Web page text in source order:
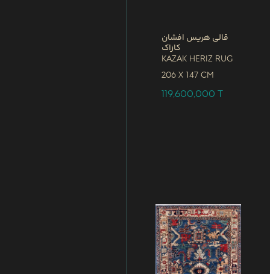
قالی هریس افشان
کازاک
Kazak Heriz Rug
206 x 147 CM
119,600,000T